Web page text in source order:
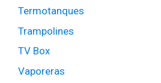
Termotanques
Trampolines
TV Box
Vaporeras